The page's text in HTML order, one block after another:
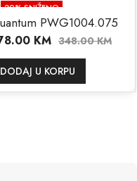
20% SNIŽENO
PWG1004.075
KM 348.00KM
DODAJ U KORPU